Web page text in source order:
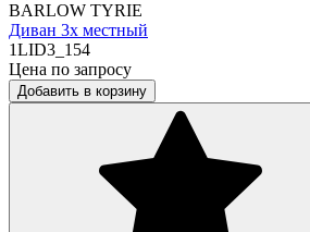
BARLOW TYRIE
Диван 3х местный
1LID3_154
Цена по запросу
Добавить в корзину